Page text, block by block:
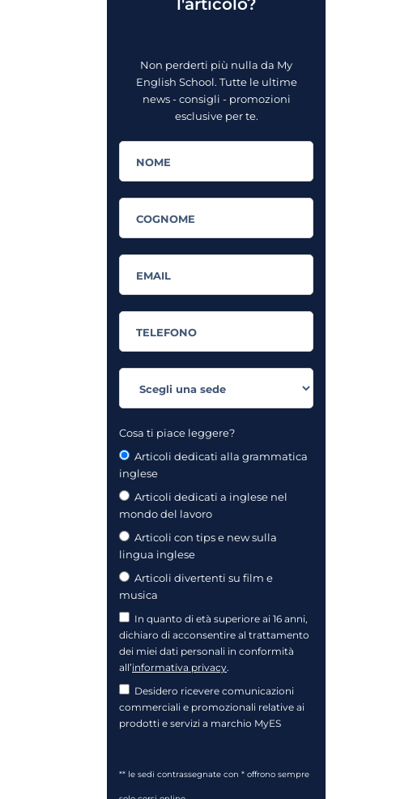
l'articolo?
Non perderti più nulla da My
English School. Tutte le ultime
news - consigli - promozioni
esclusive per te.
Cosa ti piace leggere?
Articoli dedicati alla grammatica
inglese
Articoli dedicati a inglese nel
mondo del lavoro
Articoli con tips e new sulla
lingua inglese
Articoli divertenti su film e
musica
In quanto di età superiore ai 16 anni,
dichiaro di acconsentire al trattamento
dei miei dati personali in conformità
all’informativa privacy.
Desidero ricevere comunicazioni
commerciali e promozionali relative ai
prodotti e servizi a marchio MyES
** le sedi contrassegnate con * offrono sempre